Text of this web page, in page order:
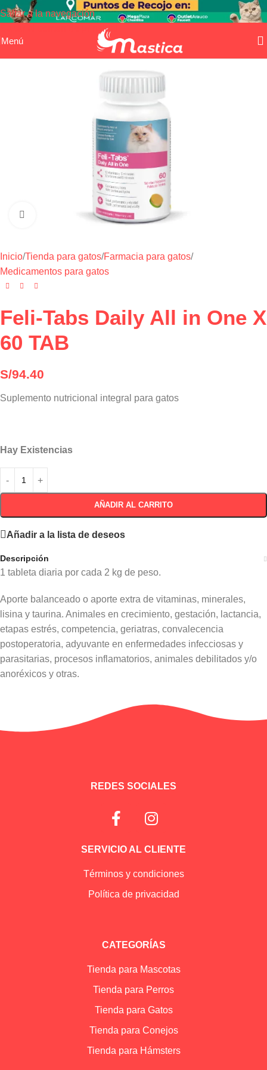
Saltar a la navegación
Saltar al contenido principal
Menú
Haga clic para ampliar
Inicio/Tienda para gatos/Farmacia para gatos/
Medicamentos para gatos
Feli-Tabs Daily All in One X
60 TAB
S/94.40
Suplemento nutricional integral para gatos
Hay Existencias
AÑADIR AL CARRITO
Añadir a la lista de deseos
Descripción
1 tableta diaria por cada 2 kg de peso.
Aporte balanceado o aporte extra de vitaminas, minerales,
lisina y taurina. Animales en crecimiento, gestación, lactancia,
etapas estrés, competencia, geriatras, convalecencia
postoperatoria, adyuvante en enfermedades infecciosas y
parasitarias, procesos inflamatorios, animales debilitados y/o
anoréxicos y otras.
REDES SOCIALES
SERVICIO AL CLIENTE
Términos y condiciones
Política de privacidad
CATEGORÍAS
Tienda para Mascotas
Tienda para Perros
Tienda para Gatos
Tienda para Conejos
Tienda para Hámsters